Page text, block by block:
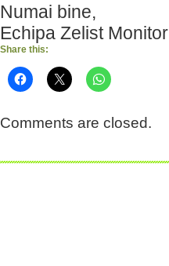
Numai bine,
Echipa Zelist Monitor
Share this:
Comments are closed.